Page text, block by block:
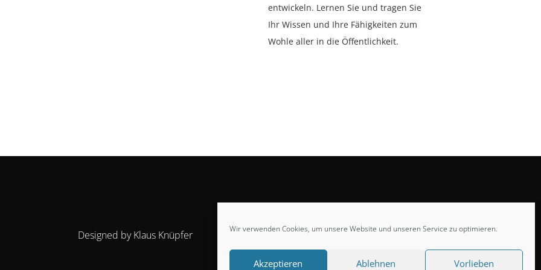
Wir verwenden Cookies, um unsere Website und unseren Service zu optimieren.
Akzeptieren Ablehnen Vorlieben
entwickeln. Lernen Sie und tragen Sie
Ihr Wissen und Ihre Fähigkeiten zum
Wohle aller in die Öffentlichkeit.
Designed by Klaus Knüpfer